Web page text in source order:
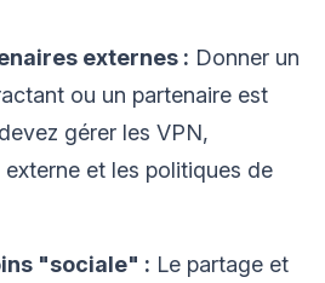
externes : Donner un
ou un partenaire est
gérer les VPN,
et les politiques de
"sociale" : Le partage et